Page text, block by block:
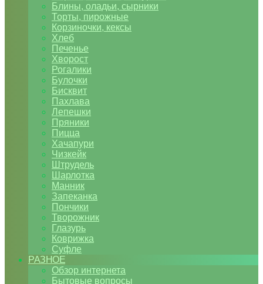
Блины, оладьи, сырники
Торты, пирожные
Корзиночки, кексы
Хлеб
Печенье
Хворост
Рогалики
Булочки
Бисквит
Пахлава
Лепешки
Пряники
Пицца
Хачапури
Чизкейк
Штрудель
Шарлотка
Манник
Запеканка
Пончики
Творожник
Глазурь
Коврижка
Суфле
РАЗНОЕ
Обзор интернета
Бытовые вопросы